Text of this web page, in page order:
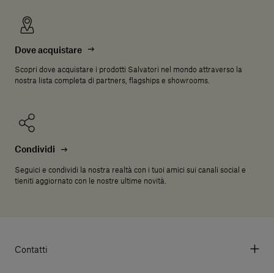
Dove acquistare
Scopri dove acquistare i prodotti Salvatori nel mondo attraverso la
nostra lista completa di partners, flagships e showrooms.
Condividi
Seguici e condividi la nostra realtà con i tuoi amici sui canali social e
tieniti aggiornato con le nostre ultime novità.
Contatti